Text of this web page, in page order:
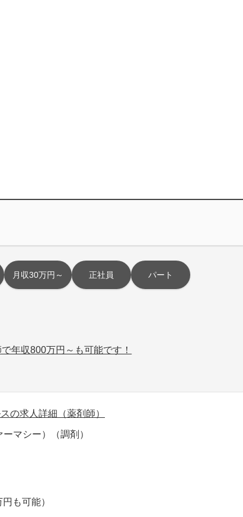
月収30万円～ 正社員 パート
年収800万円～も可能です！
の求人詳細（薬剤師）
マシー）（調剤）
も可能）